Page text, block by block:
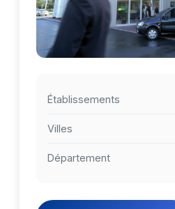
Établissements
Villes
Département